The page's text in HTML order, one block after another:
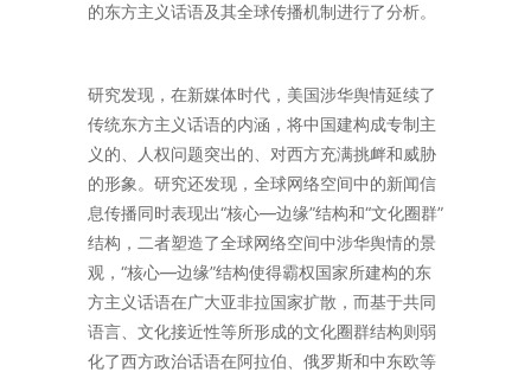
的东方主义话语及其全球传播机制进行了分析。
研究发现，在新媒体时代，美国涉华舆情延续了
传统东方主义话语的内涵，将中国建构成专制主
义的、人权问题突出的、对西方充满挑衅和威胁
的形象。研究还发现，全球网络空间中的新闻信
息传播同时表现出“核心—边缘”结构和“文化圈群”
结构，二者塑造了全球网络空间中涉华舆情的景
观，“核心—边缘”结构使得霸权国家所建构的东
方主义话语在广大亚非拉国家扩散，而基于共同
语言、文化接近性等所形成的文化圈群结构则弱
化了西方政治话语在阿拉伯、俄罗斯和中东欧等